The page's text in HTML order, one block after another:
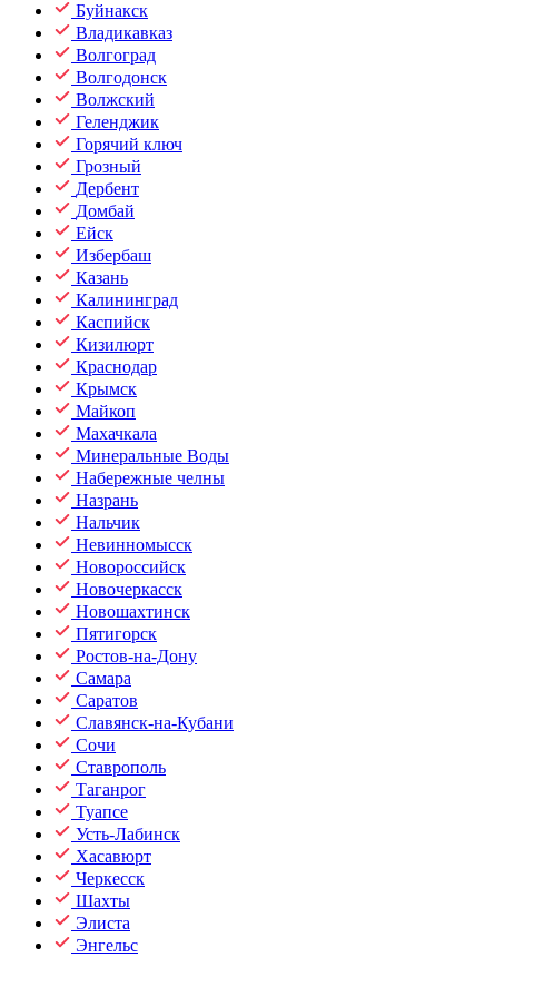
Буйнакск
Владикавказ
Волгоград
Волгодонск
Волжский
Геленджик
Горячий ключ
Грозный
Дербент
Домбай
Ейск
Избербаш
Казань
Калининград
Каспийск
Кизилюрт
Краснодар
Крымск
Майкоп
Махачкала
Минеральные Воды
Набережные челны
Назрань
Нальчик
Невинномысск
Новороссийск
Новочеркасск
Новошахтинск
Пятигорск
Ростов-на-Дону
Самара
Саратов
Славянск-на-Кубани
Сочи
Ставрополь
Таганрог
Туапсе
Усть-Лабинск
Хасавюрт
Черкесск
Шахты
Элиста
Энгельс